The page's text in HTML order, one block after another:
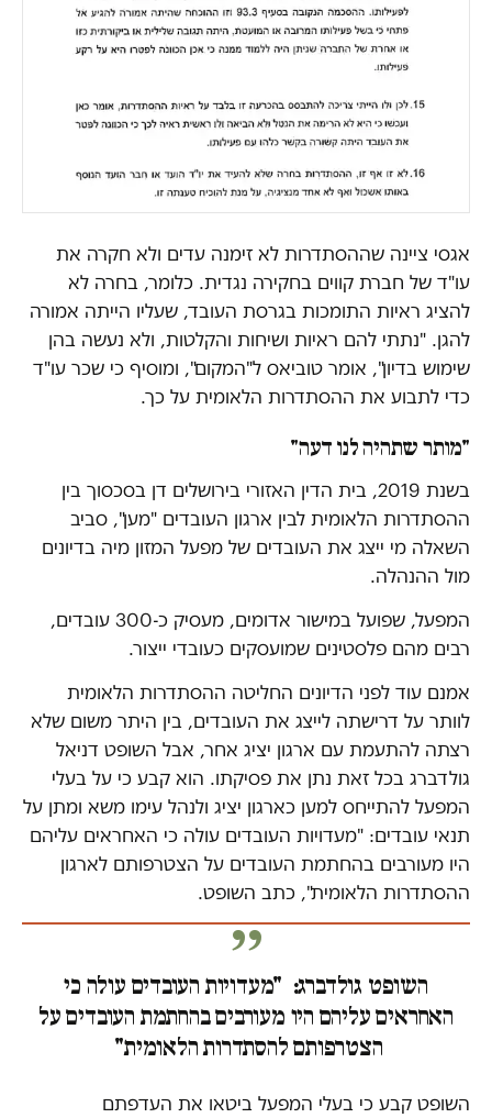
אגסי ציינה שההסתדרות לא זימנה עדים ולא חקרה את
עו"ד של חברת קווים בחקירה נגדית. כלומר, בחרה לא
להציג ראיות התומכות בגרסת העובד, שעליו הייתה אמורה
להגן. "נתתי להם ראיות ושיחות והקלטות, ולא נעשה בהן
שימוש בדיון", אומר טוביאס ל"המקום", ומוסיף כי שכר עו"ד
כדי לתבוע את ההסתדרות הלאומית על כך.
"מותר שתהיה לנו דעה"
בשנת 2019, בית הדין האזורי בירושלים דן בסכסוך בין
ההסתדרות הלאומית לבין ארגון העובדים "מען", סביב
השאלה מי ייצג את העובדים של מפעל המזון מיה בדיונים
מול ההנהלה.
המפעל, שפועל במישור אדומים, מעסיק כ-300 עובדים,
רבים מהם פלסטינים שמועסקים כעובדי ייצור.
אמנם עוד לפני הדיונים החליטה ההסתדרות הלאומית
לוותר על דרישתה לייצג את העובדים, בין היתר משום שלא
רצתה להתעמת עם ארגון יציג אחר, אבל השופט דניאל
גולדברג בכל זאת נתן את פסיקתו. הוא קבע כי על בעלי
המפעל להתייחס למען כארגון יציג ולנהל עימו משא ומתן על
תנאי עובדים: "מעדויות העובדים עולה כי האחראים עליהם
היו מעורבים בהחתמת העובדים על הצטרפותם לארגון
ההסתדרות הלאומית", כתב השופט.
השופט גולדברג: "מעדויות העובדים עולה כי
האחראים עליהם היו מעורבים בהחתמת העובדים על
הצטרפותם להסתדרות הלאומית"
השופט קבע כי בעלי המפעל ביטאו את העדפתם